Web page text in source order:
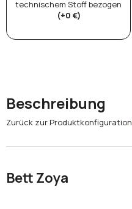
technischem Stoff bezogen
(+0 €)
Beschreibung
Zurück zur Produktkonfiguration
Bett Zoya